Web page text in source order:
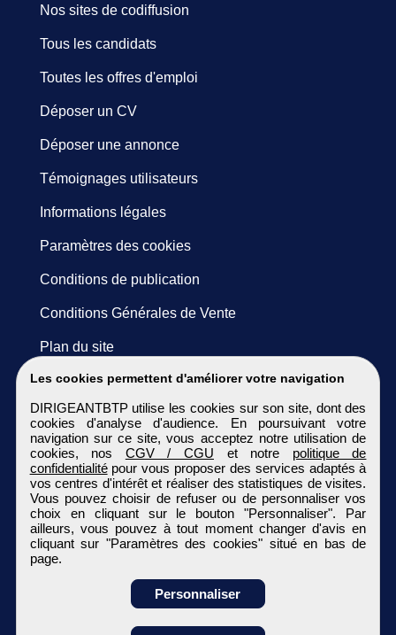
Les cookies permettent d'améliorer votre navigation
DIRIGEANTBTP utilise les cookies sur son site, dont des
cookies d'analyse d'audience. En poursuivant votre
navigation sur ce site, vous acceptez notre utilisation de
cookies, nos CGV / CGU et notre politique de
confidentialitépour vous proposer des services adaptés à
vos centres d'intérêt et réaliser des statistiques de visites.
Vous pouvez choisir de refuser ou de personnaliser vos
choix en cliquant sur le bouton "Personnaliser". Par
ailleurs, vous pouvez à tout moment changer d'avis en
cliquant sur "Paramètres des cookies" situé en bas de
page.
Personnaliser
Nos sites de codiffusion
Tous les candidats
Toutes les offres d'emploi
Déposer un CV
Déposer une annonce
Témoignages utilisateurs
Informations légales
Paramètres des cookies
Conditions de publication
Conditions Générales de Vente
Plan du site